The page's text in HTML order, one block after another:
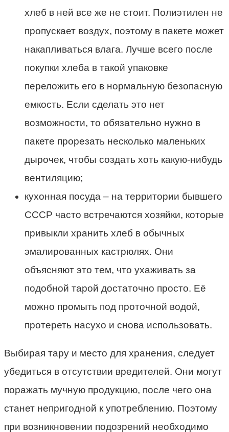
хлеб в ней все же не стоит. Полиэтилен не
пропускает воздух, поэтому в пакете может
накапливаться влага. Лучше всего после
покупки хлеба в такой упаковке
переложить его в нормальную безопасную
емкость. Если сделать это нет
возможности, то обязательно нужно в
пакете прорезать несколько маленьких
дырочек, чтобы создать хоть какую-нибудь
вентиляцию;
кухонная посуда – на территории бывшего
СССР часто встречаются хозяйки, которые
привыкли хранить хлеб в обычных
эмалированных кастрюлях. Они
объясняют это тем, что ухаживать за
подобной тарой достаточно просто. Её
можно промыть под проточной водой,
протереть насухо и снова использовать.
Выбирая тару и место для хранения, следует
убедиться в отсутствии вредителей. Они могут
поражать мучную продукцию, после чего она
станет непригодной к употреблению. Поэтому
при возникновении подозрений необходимо